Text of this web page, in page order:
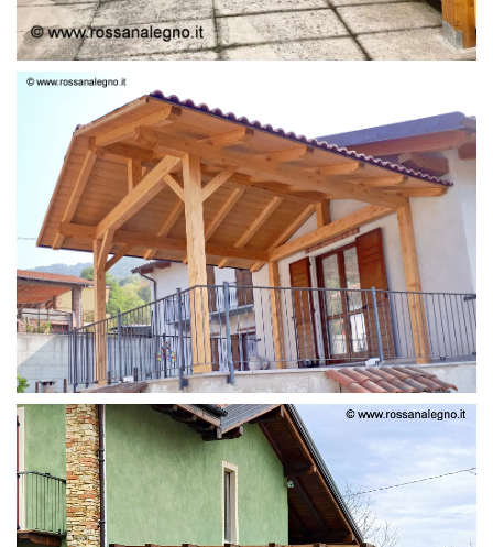
STRUTTURA LAMELLARE PRETAGLIATO